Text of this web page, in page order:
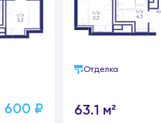
600 ₽
Отделка
63.1 м²